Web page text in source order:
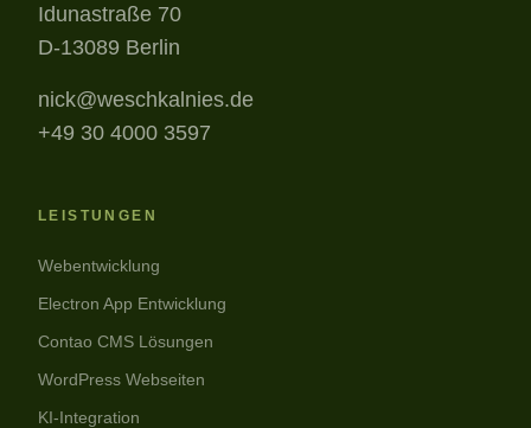
Idunastraße 70
D-13089 Berlin
nick@weschkalnies.de
+49 30 4000 3597
LEISTUNGEN
Webentwicklung
Electron App Entwicklung
Contao CMS Lösungen
WordPress Webseiten
KI-Integration